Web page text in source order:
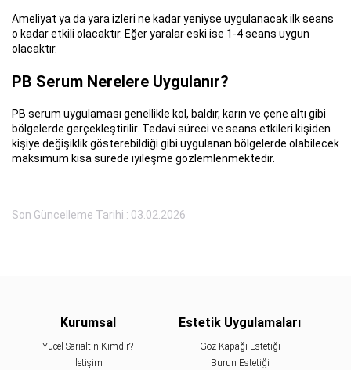
Ameliyat ya da yara izleri ne kadar yeniyse uygulanacak ilk seans
o kadar etkili olacaktır. Eğer yaralar eski ise 1-4 seans uygun
olacaktır.
PB Serum Nerelere Uygulanır?
PB serum uygulaması genellikle kol, baldır, karın ve çene altı gibi
bölgelerde gerçekleştirilir. Tedavi süreci ve seans etkileri kişiden
kişiye değişiklik gösterebildiği gibi uygulanan bölgelerde olabilecek
maksimum kısa sürede iyileşme gözlemlenmektedir.
Son Güncelleme Tarihi : 03.02.2026
Kurumsal
Yücel Sarıaltın Kimdir?
İletişim
Estetik Uygulamaları
Göz Kapağı Estetiği
Burun Estetiği